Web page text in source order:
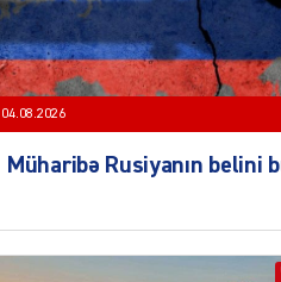
04.08.2026
Müharibə Rusiyanın belini